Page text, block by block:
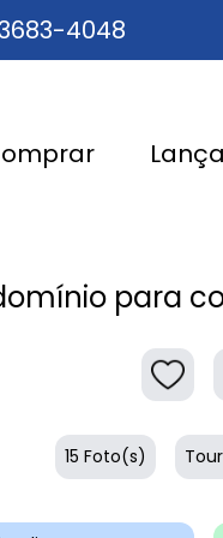
4048
para
15 Foto(s)